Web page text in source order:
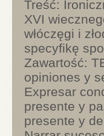
Treść:
XVI
włóczęgi i
specyfikę
Zawartość:
opiniones y
Expresar
presente y
presente y